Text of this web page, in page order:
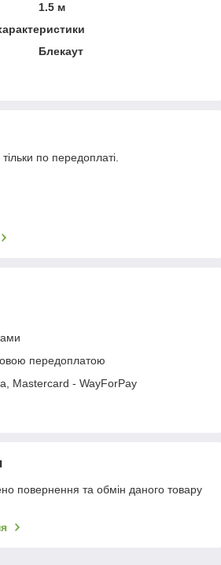
1.5 м
Блекаут
по передоплаті.
передоплатою
Mastercard - WayForPay
повернення та обмін даного товару